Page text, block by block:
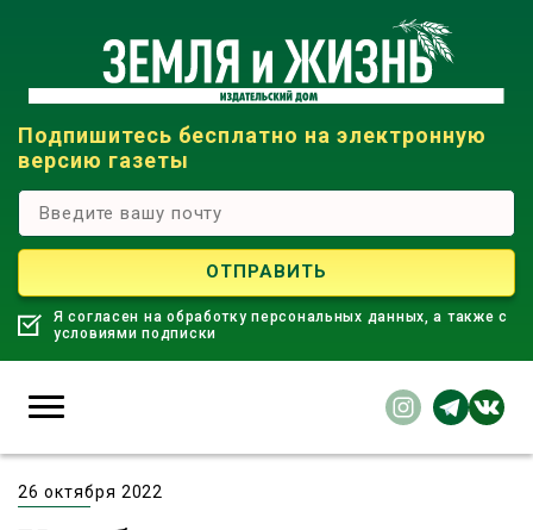
Подпишитесь бесплатно на электронную
версию газеты
Я согласен на обработку персональных данных, а также с
условиями подписки
26 октября 2022